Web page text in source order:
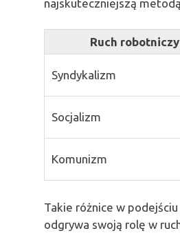
najskuteczniejszą
Ruch robotniczy
Syndykalizm
Socjalizm
Komunizm
Takie różnice w
odgrywa swoją rolę w